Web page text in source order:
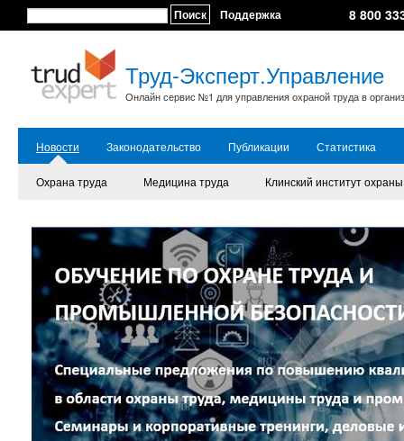
Поиск Поддержка 8 800
Труд-Эксперт.Управление
Онлайн сервис №1 для управления охраной труда в
Новости Законодательство Публикации Статистика
Охрана труда Медицина труда Клинский институт